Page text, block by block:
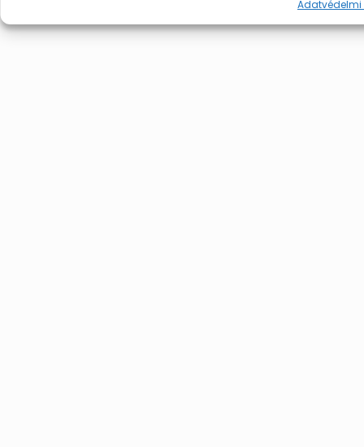
Adatvédelmi